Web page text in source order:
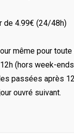
de 4.99€ (24/48h)
même pour
(hors week-
passées après
ouvré suivant.